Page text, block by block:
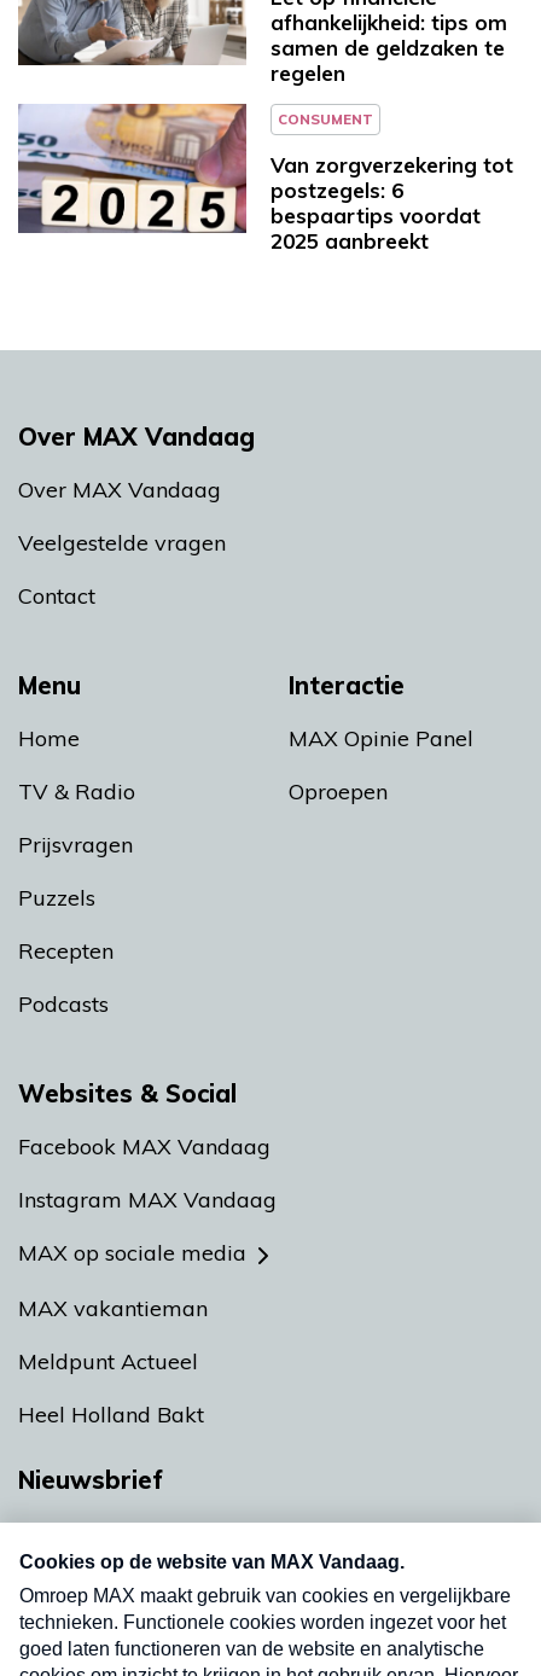
afhankelijkheid: tips om
samen de geldzaken te
regelen
CONSUMENT
Van zorgverzekering tot
postzegels: 6
bespaartips voordat
2025 aanbreekt
Menu
Home
TV & Radio
Prijsvragen
Puzzels
Recepten
Podcasts
Interactie
MAX Opinie Panel
Oproepen
Over MAX Vandaag
Over MAX Vandaag
Veelgestelde vragen
Contact
Websites & Social
Facebook MAX Vandaag
Instagram MAX Vandaag
MAX op sociale media
MAX vakantieman
Meldpunt Actueel
Heel Holland Bakt
Nieuwsbrief
Neem hier een gratis abonnement op onze
nieuwsbrief. Elke vrijdag- en dinsdagochtend in
uw mailbox.
Verzend